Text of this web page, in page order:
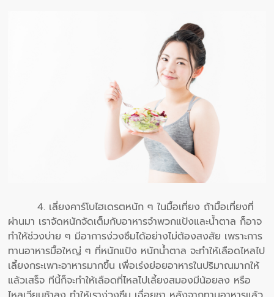
4. เลี่ยงคาร์โบไฮเดรตหนัก ๆ ในมื้อเที่ยง ถ้ามื้อเที่ยงที่
ผ่านมา เราจัดหนักจัดเต็มกับอาหารจำพวกแป้งและน้ำตาล ก็อาจ
ทำให้ช่วงบ่าย ๆ มีอาการง่วงซึมได้อย่างไม่ต้องสงสัย เพราะการ
ทานอาหารมื้อใหญ่ ๆ ที่หนักแป้ง หนักน้ำตาล จะทำให้เลือดไหลไป
เลี้ยงกระเพาะอาหารมากขึ้น เพื่อเร่งย่อยอาหารในปริมาณมากให้
แล้วเสร็จ ทีนี้ก็จะทำให้เลือดที่ไหลไปเลี้ยงสมองมีน้อยลง หรือ